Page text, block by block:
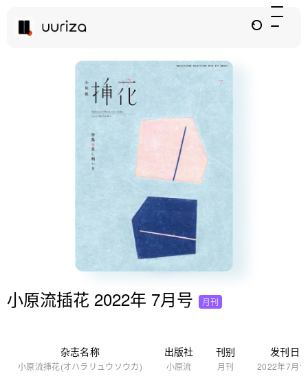
小原流插花 2022年 7月号 月刊
杂志名称
小原流挿花(オハラリュウソウカ)
出版社
小原流
刊别
月刊
发刊日
2022年7月1